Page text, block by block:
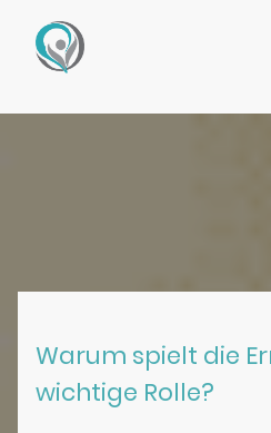
Warum spielt die
wichtige Rolle?